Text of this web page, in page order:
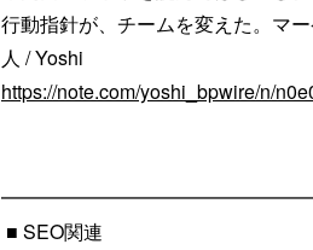
行動指針が、チームを変えた。マ
人 / Yoshi
https://note.com/yoshi_bpwire/n/
■ SEO関連